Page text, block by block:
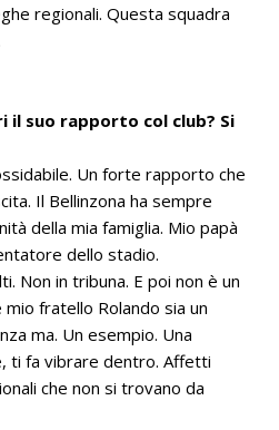
regionali. Questa squadra
il suo rapporto col club? Si
Un forte rapporto che
Il Bellinzona ha sempre
della mia famiglia. Mio papà
dello stadio.
Non in tribuna. E poi non è un
fratello Rolando sia un
ma. Un esempio. Una
ti fa vibrare dentro. Affetti
che non si trovano da